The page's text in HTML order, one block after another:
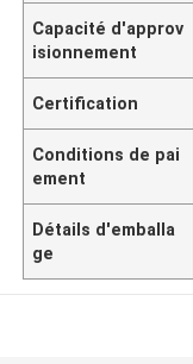
Capacité d'approv
isionnement
Certification
Conditions de pai
ement
Détails d'emballa
ge